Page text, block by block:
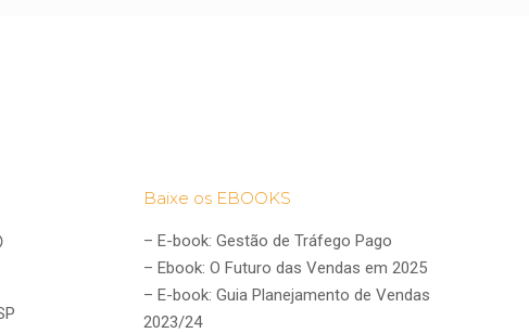
Baixe os EBOOKS
–E-book: Gestão de Tráfego Pago
–Ebook: O Futuro das Vendas em 2025
–E-book: Guia Planejamento de Vendas
2023/24